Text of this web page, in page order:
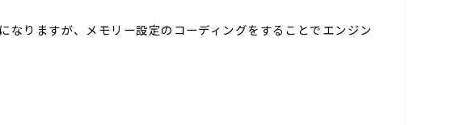
りますが、メモリー設定のコーディングをすることでエンジン